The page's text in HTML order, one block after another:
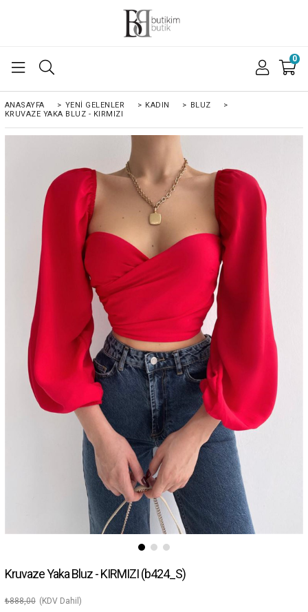
0
ANASAYFA > YENI GELENLER > KADIN > BLUZ
>
KRUVAZE YAKA BLUZ - KIRMIZI
Kruvaze Yaka Bluz - KIRMIZI(b424_S)
₺888,00 (KDV Dahil)